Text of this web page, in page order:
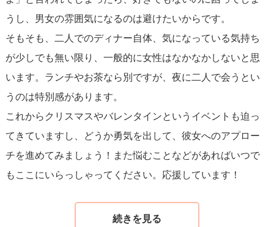
うし、男女の雰囲気になるのは避けたいからです。
そもそも、二人でのディナー自体、気になっている気持ち
が少しでも無い限り、一般的に女性はなかなかしないと思
います。ランチやお茶なら別ですが、夜に二人で会うとい
うのは特別感があります。
これからクリスマスやバレンタインというイベントも迫っ
てきていますし、どうか勇気を出して、彼女へのアプロー
チを進めてみましょう！また悩むことなどがあればいつで
もここにいらっしゃってください。応援しています！